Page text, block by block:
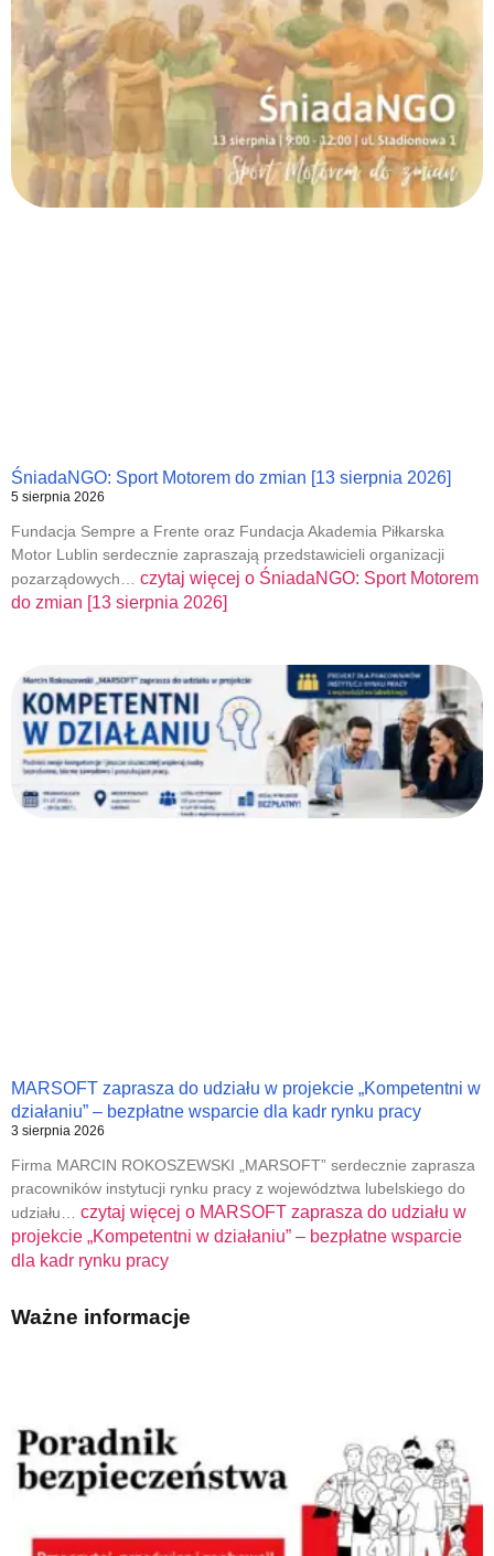
ŚniadaNGO: Sport Motorem do zmian [13 sierpnia 2026]
5 sierpnia 2026
Fundacja Sempre a Frente oraz Fundacja Akademia Piłkarska
Motor Lublin serdecznie zapraszają przedstawicieli organizacji
pozarządowych… czytaj więcej o ŚniadaNGO: Sport Motorem
do zmian [13 sierpnia 2026]
MARSOFT zaprasza do udziału w projekcie „Kompetentni w
działaniu” – bezpłatne wsparcie dla kadr rynku pracy
3 sierpnia 2026
Firma MARCIN ROKOSZEWSKI „MARSOFT” serdecznie zaprasza
pracowników instytucji rynku pracy z województwa lubelskiego do
udziału… czytaj więcej o MARSOFT zaprasza do udziału w
projekcie „Kompetentni w działaniu” – bezpłatne wsparcie
dla kadr rynku pracy
Ważne informacje